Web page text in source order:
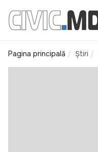
Pagina principală Știri